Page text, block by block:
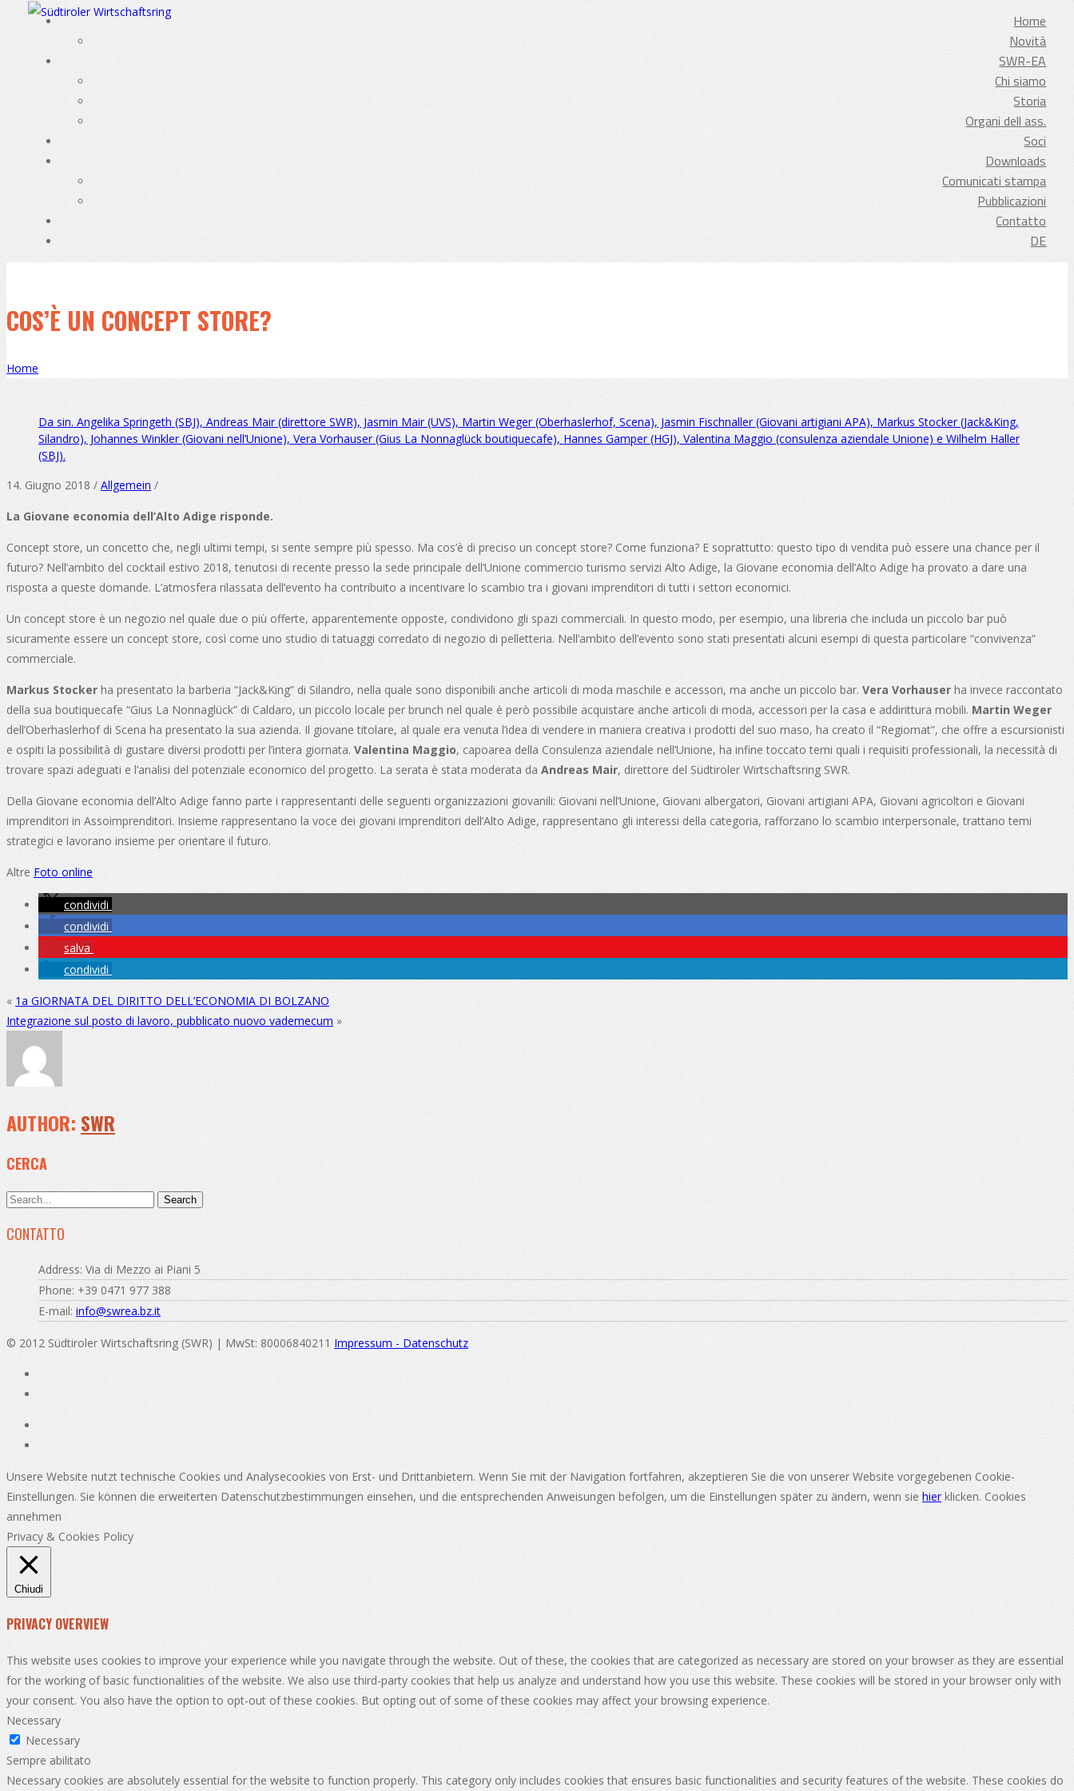
Home
Novità
SWR-EA
Chi siamo
Storia
Organi dell ass.
Soci
Downloads
Comunicati stampa
Pubblicazioni
Contatto
DE
COS’È UN CONCEPT STORE?
Home
Da sin. Angelika Springeth (SBJ), Andreas Mair (direttore SWR), Jasmin Mair (UVS), Martin Weger (Oberhaslerhof, Scena), Jasmin Fischnaller (Giovani artigiani APA), Markus Stocker (Jack&King,
Silandro), Johannes Winkler (Giovani nell’Unione), Vera Vorhauser (Gius La Nonnaglück boutiquecafe), Hannes Gamper (HGJ), Valentina Maggio (consulenza aziendale Unione) e Wilhelm Haller
(SBJ).
14. Giugno 2018 / Allgemein /
La Giovane economia dell’Alto Adige risponde.
Concept store, un concetto che, negli ultimi tempi, si sente sempre più spesso. Ma cos’è di preciso un concept store? Come funziona? E soprattutto: questo tipo di vendita può essere una chance per il
futuro? Nell’ambito del cocktail estivo 2018, tenutosi di recente presso la sede principale dell’Unione commercio turismo servizi Alto Adige, la Giovane economia dell’Alto Adige ha provato a dare una
risposta a queste domande. L’atmosfera rilassata dell’evento ha contribuito a incentivare lo scambio tra i giovani imprenditori di tutti i settori economici.
Un concept store è un negozio nel quale due o più offerte, apparentemente opposte, condividono gli spazi commerciali. In questo modo, per esempio, una libreria che includa un piccolo bar può
sicuramente essere un concept store, così come uno studio di tatuaggi corredato di negozio di pelletteria. Nell’ambito dell’evento sono stati presentati alcuni esempi di questa particolare “convivenza”
commerciale.
Markus Stocker ha presentato la barberia “Jack&King” di Silandro, nella quale sono disponibili anche articoli di moda maschile e accessori, ma anche un piccolo bar. Vera Vorhauser ha invece raccontato
della sua boutiquecafe “Gius La Nonnaglück” di Caldaro, un piccolo locale per brunch nel quale è però possibile acquistare anche articoli di moda, accessori per la casa e addirittura mobili. Martin Weger
dell’Oberhaslerhof di Scena ha presentato la sua azienda. Il giovane titolare, al quale era venuta l’idea di vendere in maniera creativa i prodotti del suo maso, ha creato il “Regiomat”, che offre a escursionisti
e ospiti la possibilità di gustare diversi prodotti per l’intera giornata. Valentina Maggio, capoarea della Consulenza aziendale nell’Unione, ha infine toccato temi quali i requisiti professionali, la necessità di
trovare spazi adeguati e l’analisi del potenziale economico del progetto. La serata è stata moderata da Andreas Mair, direttore del Südtiroler Wirtschaftsring SWR.
Della Giovane economia dell’Alto Adige fanno parte i rappresentanti delle seguenti organizzazioni giovanili: Giovani nell’Unione, Giovani albergatori, Giovani artigiani APA, Giovani agricoltori e Giovani
imprenditori in Assoimprenditori. Insieme rappresentano la voce dei giovani imprenditori dell’Alto Adige, rappresentano gli interessi della categoria, rafforzano lo scambio interpersonale, trattano temi
strategici e lavorano insieme per orientare il futuro.
Altre Foto online
condividi
condividi
salva
condividi
« 1a GIORNATA DEL DIRITTO DELL’ECONOMIA DI BOLZANO
Integrazione sul posto di lavoro, pubblicato nuovo vademecum »
AUTHOR: SWR
CERCA
CONTATTO
Address: Via di Mezzo ai Piani 5
Phone: +39 0471 977 388
E-mail: info@swrea.bz.it
© 2012 Südtiroler Wirtschaftsring (SWR) | MwSt: 80006840211 Impressum - Datenschutz
Unsere Website nutzt technische Cookies und Analysecookies von Erst- und Drittanbietern. Wenn Sie mit der Navigation fortfahren, akzeptieren Sie die von unserer Website vorgegebenen Cookie-
Einstellungen. Sie können die erweiterten Datenschutzbestimmungen einsehen, und die entsprechenden Anweisungen befolgen, um die Einstellungen später zu ändern, wenn sie hier klicken. Cookies
annehmen
Privacy & Cookies Policy
Chiudi
PRIVACY OVERVIEW
This website uses cookies to improve your experience while you navigate through the website. Out of these, the cookies that are categorized as necessary are stored on your browser as they are essential
for the working of basic functionalities of the website. We also use third-party cookies that help us analyze and understand how you use this website. These cookies will be stored in your browser only with
your consent. You also have the option to opt-out of these cookies. But opting out of some of these cookies may affect your browsing experience.
Necessary
Necessary
Sempre abilitato
Necessary cookies are absolutely essential for the website to function properly. This category only includes cookies that ensures basic functionalities and security features of the website. These cookies do